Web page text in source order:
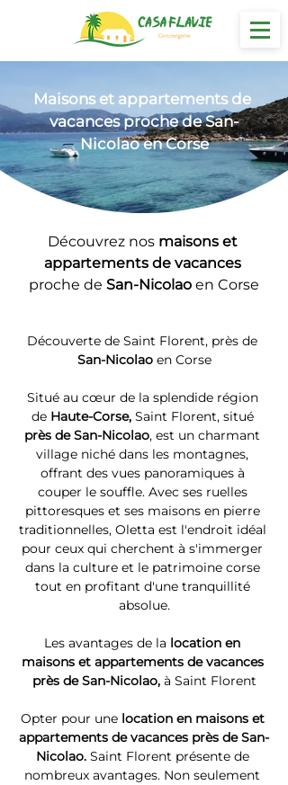
Maisons et appartements de
vacances proche de San-
Nicolao en Corse
Découvrez nos maisons et
appartements de vacances
proche de San-Nicolao en Corse
Découverte de Saint Florent, près de
San-Nicolao en Corse
Situé au cœur de la splendide région
de Haute-Corse, Saint Florent, situé
près de San-Nicolao, est un charmant
village niché dans les montagnes,
offrant des vues panoramiques à
couper le souffle. Avec ses ruelles
pittoresques et ses maisons en pierre
traditionnelles, Oletta est l'endroit idéal
pour ceux qui cherchent à s'immerger
dans la culture et le patrimoine corse
tout en profitant d'une tranquillité
absolue.
Les avantages de la location en
maisons et appartements de vacances
près de San-Nicolao, à Saint Florent
Opter pour une location en maisons et
appartements de vacances près de San-
Nicolao. Saint Florent présente de
nombreux avantages. Non seulement